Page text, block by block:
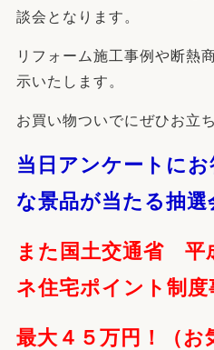
談会となります。
リフォーム施工事例や断熱
示いたします。
お買い物ついでにぜひお立
当日アンケートに
な景品が当たる抽選
また国土交通省
ネ住宅ポイント制度
最大４５万円！（お